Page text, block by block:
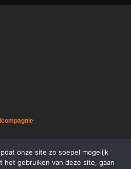
onze site zo soepel mogelijk
het gebruiken van deze site, gaan